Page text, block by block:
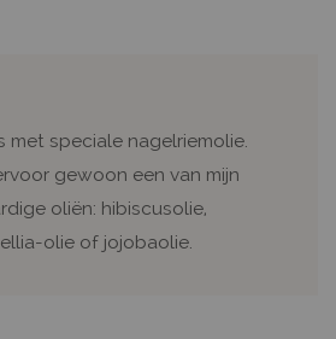
met speciale nagelriemolie.
gewoon een van mijn
oliën: hibiscusolie,
olie of jojobaolie.